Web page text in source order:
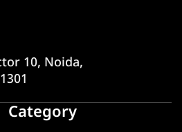
10, Noida,
Category